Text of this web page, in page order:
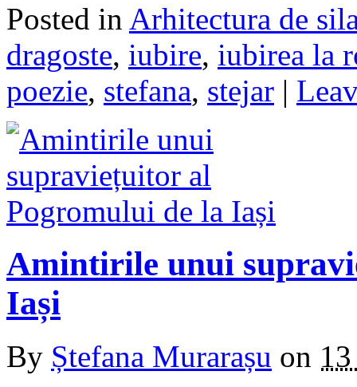
Posted in Arhitectura de
dragoste, iubire, iubirea la
poezie, stefana, stejar |
Amintirile unui
Iași
By Ștefana Murarașu on